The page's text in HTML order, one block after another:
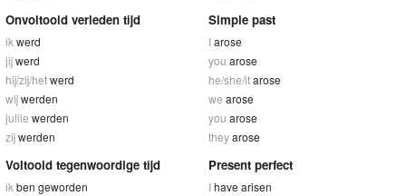
Onvoltooid verleden tijd
ik werd
jijwerd
hij/zij/hetwerd
wijwerden
jullie werden
zijwerden
Simple past
Iarose
you arose
he/she/itarose
we arose
you arose
theyarose
Voltooid tegenwoordige tijd
ikben geworden
Present perfect
Ihave arisen